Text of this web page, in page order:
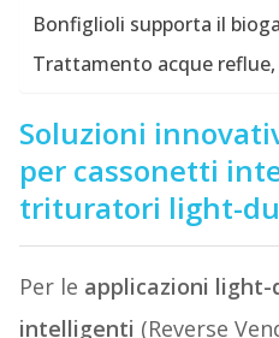
Bonfiglioli supporta il
Trattamento acque
Soluzioni
per cassonetti
trituratori light-
Per le applicazioni
intelligenti (Reverse